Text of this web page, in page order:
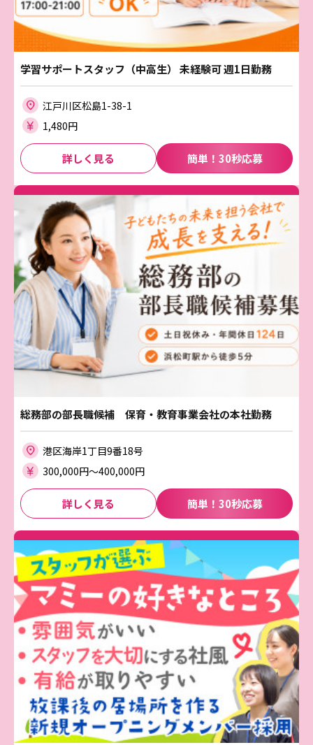
学習サポートスタッフ（中高生） 未経験可 週1日勤務
江戸川区松島1-38-1
1,480円
詳しく見る 簡単！30秒応募
総務部の部長職候補 保育・教育事業会社の本社勤務
港区海岸1丁目9番18号
300,000円〜400,000円
詳しく見る 簡単！30秒応募